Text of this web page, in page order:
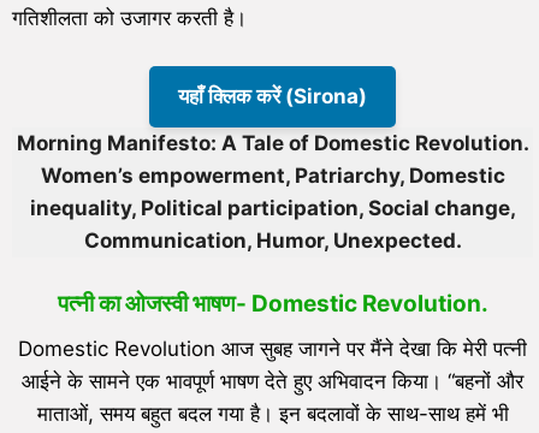
गतिशीलता को उजागर करती है।
यहाँ क्लिक करें (Sirona)
Morning Manifesto: A Tale of Domestic Revolution.
Women’s empowerment, Patriarchy, Domestic
inequality, Political participation, Social change,
Communication, Humor, Unexpected.
पत्नी का ओजस्वी भाषण- Domestic Revolution.
Domestic Revolution आज सुबह जागने पर मैंने देखा कि मेरी पत्नी
आईने के सामने एक भावपूर्ण भाषण देते हुए अभिवादन किया। “बहनों और
माताओं, समय बहुत बदल गया है। इन बदलावों के साथ-साथ हमें भी